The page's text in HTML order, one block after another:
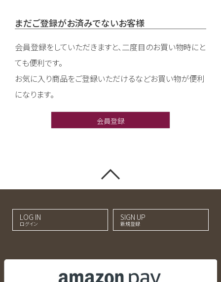
まだご登録がお済みでないお客様
会員登録をしていただきますと、二度目のお買い物時にと
ても便利です。
お気に入り商品をご登録いただけるなどお買い物が便利
になります。
会員登録
LOG IN
ログイン
SIGN UP
新規登録